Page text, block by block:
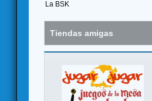
La BSK
Tiendas amigas